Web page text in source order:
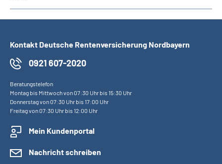
Kontakt Deutsche Rentenversicherung Nordbayern
0921 607-2020
Beratungstelefon
Montag bis Mittwoch von 07:30 Uhr bis 15:30 Uhr
Donnerstag von 07:30 Uhr bis 17:00 Uhr
Freitag von 07:30 Uhr bis 12:00 Uhr
Mein Kundenportal
Nachricht schreiben